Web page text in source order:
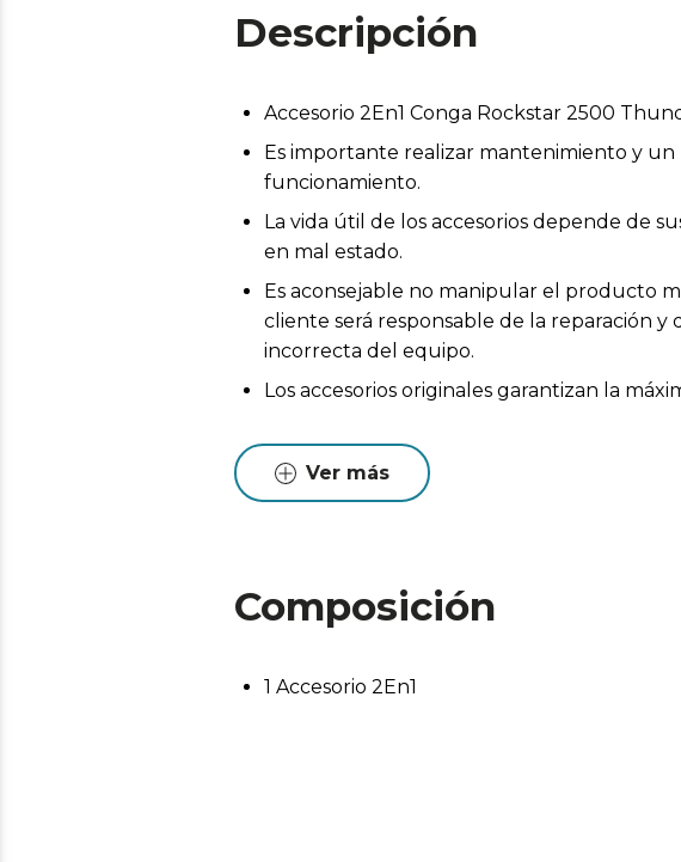
Descripción
Accesorio 2En1 Conga Rockstar 2500
Es importante realizar mantenimiento y
funcionamiento.
La vida útil de los accesorios depende de
en mal estado.
Es aconsejable no manipular el producto
cliente será responsable de la reparación
incorrecta del equipo.
Los accesorios originales garantizan la
Ver más
Composición
1 Accesorio 2En1